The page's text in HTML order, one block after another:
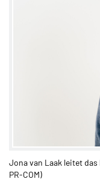
Jona van Laak leitet das
PR-COM)